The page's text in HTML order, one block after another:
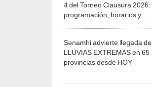
4 del Torneo Clausura 2026:
programación, horarios y
Senamhi advierte llegada de
LLUVIAS EXTREMAS en 65
provincias desde HOY